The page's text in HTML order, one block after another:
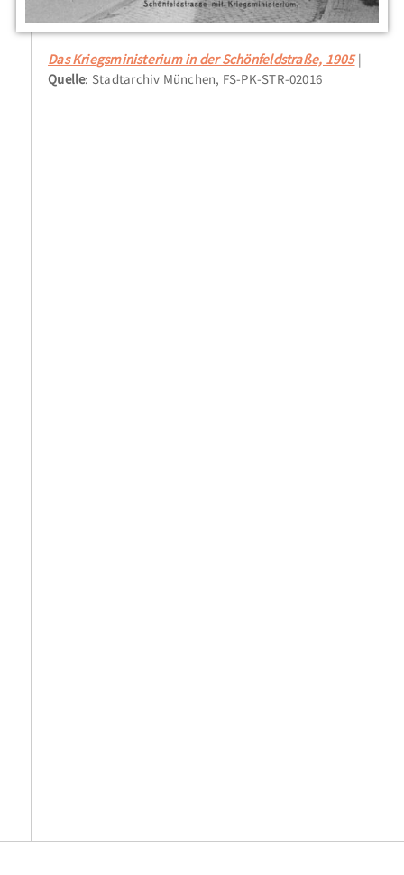
Das Kriegsministerium in der Schönfeldstraße, 1905
Quelle: Stadtarchiv München, FS-PK-STR-02016